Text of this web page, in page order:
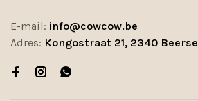
E-mail: info@cowcow.be
Adres: Kongostraat 21, 2340 Beerse